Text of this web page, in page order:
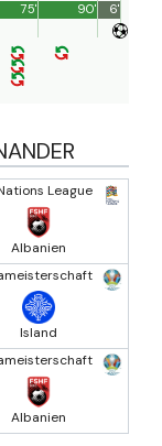
90'
75' 6'
League
Albanien
Island
Albanien